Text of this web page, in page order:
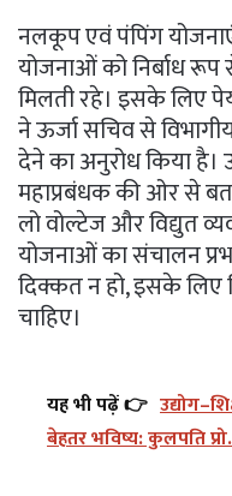
नलकूप एवं पंपिंग
योजनाओं को निर्बाध रूप
मिलती रहे। इसके लिए
ने ऊर्जा सचिव से
देने का अनुरोध किया
महाप्रबंधक की ओर से
लो वोल्टेज और विद्युत
योजनाओं का संचालन
दिक्कत न हो, इसके लिए
चाहिए।
यह भी पढ़ें 👉
बेहतर भविष्य: कुलपति